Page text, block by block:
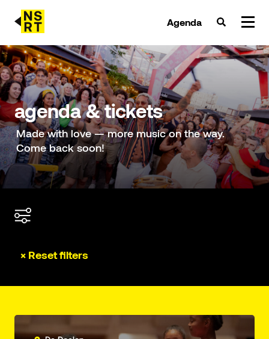
Agenda
agenda & tickets
nieuws
team
over NSRT
partners
agenda & tickets
Made with love — more music on the way.
Come back soon!
× Reset filters